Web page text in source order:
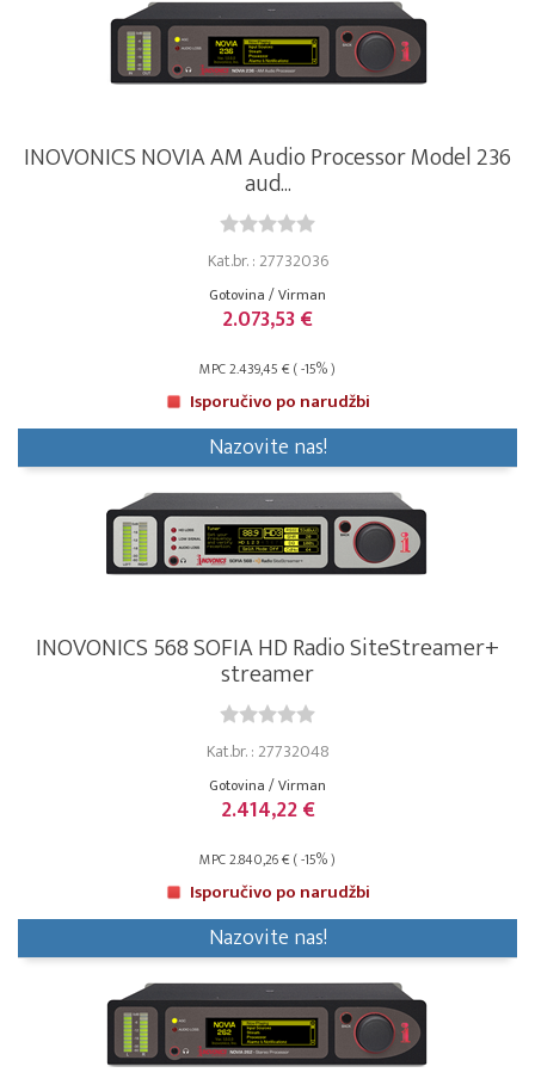
INOVONICS NOVIA AM Audio Processor Model 236
aud...
Kat.br. : 27732036
Gotovina / Virman
2.073,53 €
MPC 2.439,45 € ( -15% )
Isporučivo po narudžbi
Nazovite nas!
INOVONICS 568 SOFIA HD Radio SiteStreamer+
streamer
Kat.br. : 27732048
Gotovina / Virman
2.414,22 €
MPC 2.840,26 € ( -15% )
Isporučivo po narudžbi
Nazovite nas!